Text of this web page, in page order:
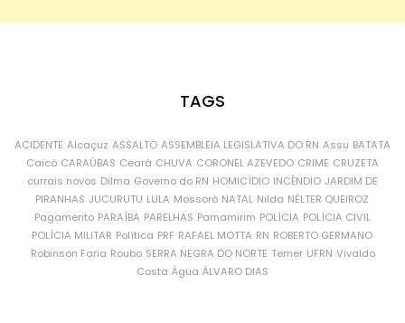
TAGS
ACIDENTE Alcaçuz ASSALTO ASSEMBLEIA LEGISLATIVA DO RN Assu BATATA
Caicó CARAÚBAS Ceará CHUVA CORONEL AZEVEDO CRIME CRUZETA
currais novos Dilma Governo do RN HOMICÍDIO INCÊNDIO JARDIM DE
PIRANHAS JUCURUTU LULA Mossoró NATAL Nilda NÉLTER QUEIROZ
Pagamento PARAÍBA PARELHAS Parnamirim POLÍCIA POLÍCIA CIVIL
POLÍCIA MILITAR Política PRF RAFAEL MOTTA RN ROBERTO GERMANO
Robinson Faria Roubo SERRA NEGRA DO NORTE Temer UFRN Vivaldo
Costa Água ÁLVARO DIAS